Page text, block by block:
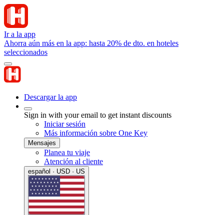
Ir a la app
Ahorra aún más en la app: hasta 20% de dto. en hoteles
seleccionados
Descargar la app
Sign in with your email to get instant discounts
Iniciar sesión
Más información sobre One Key
Mensajes
Planea tu viaje
Atención al cliente
español · USD · US